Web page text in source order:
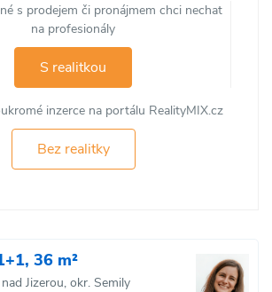
s prodejem či pronájmem chci nechat
na profesionály
S realitkou
inzerce na portálu RealityMIX.cz
Bez realitky
36 m²
Jizerou, okr. Semily